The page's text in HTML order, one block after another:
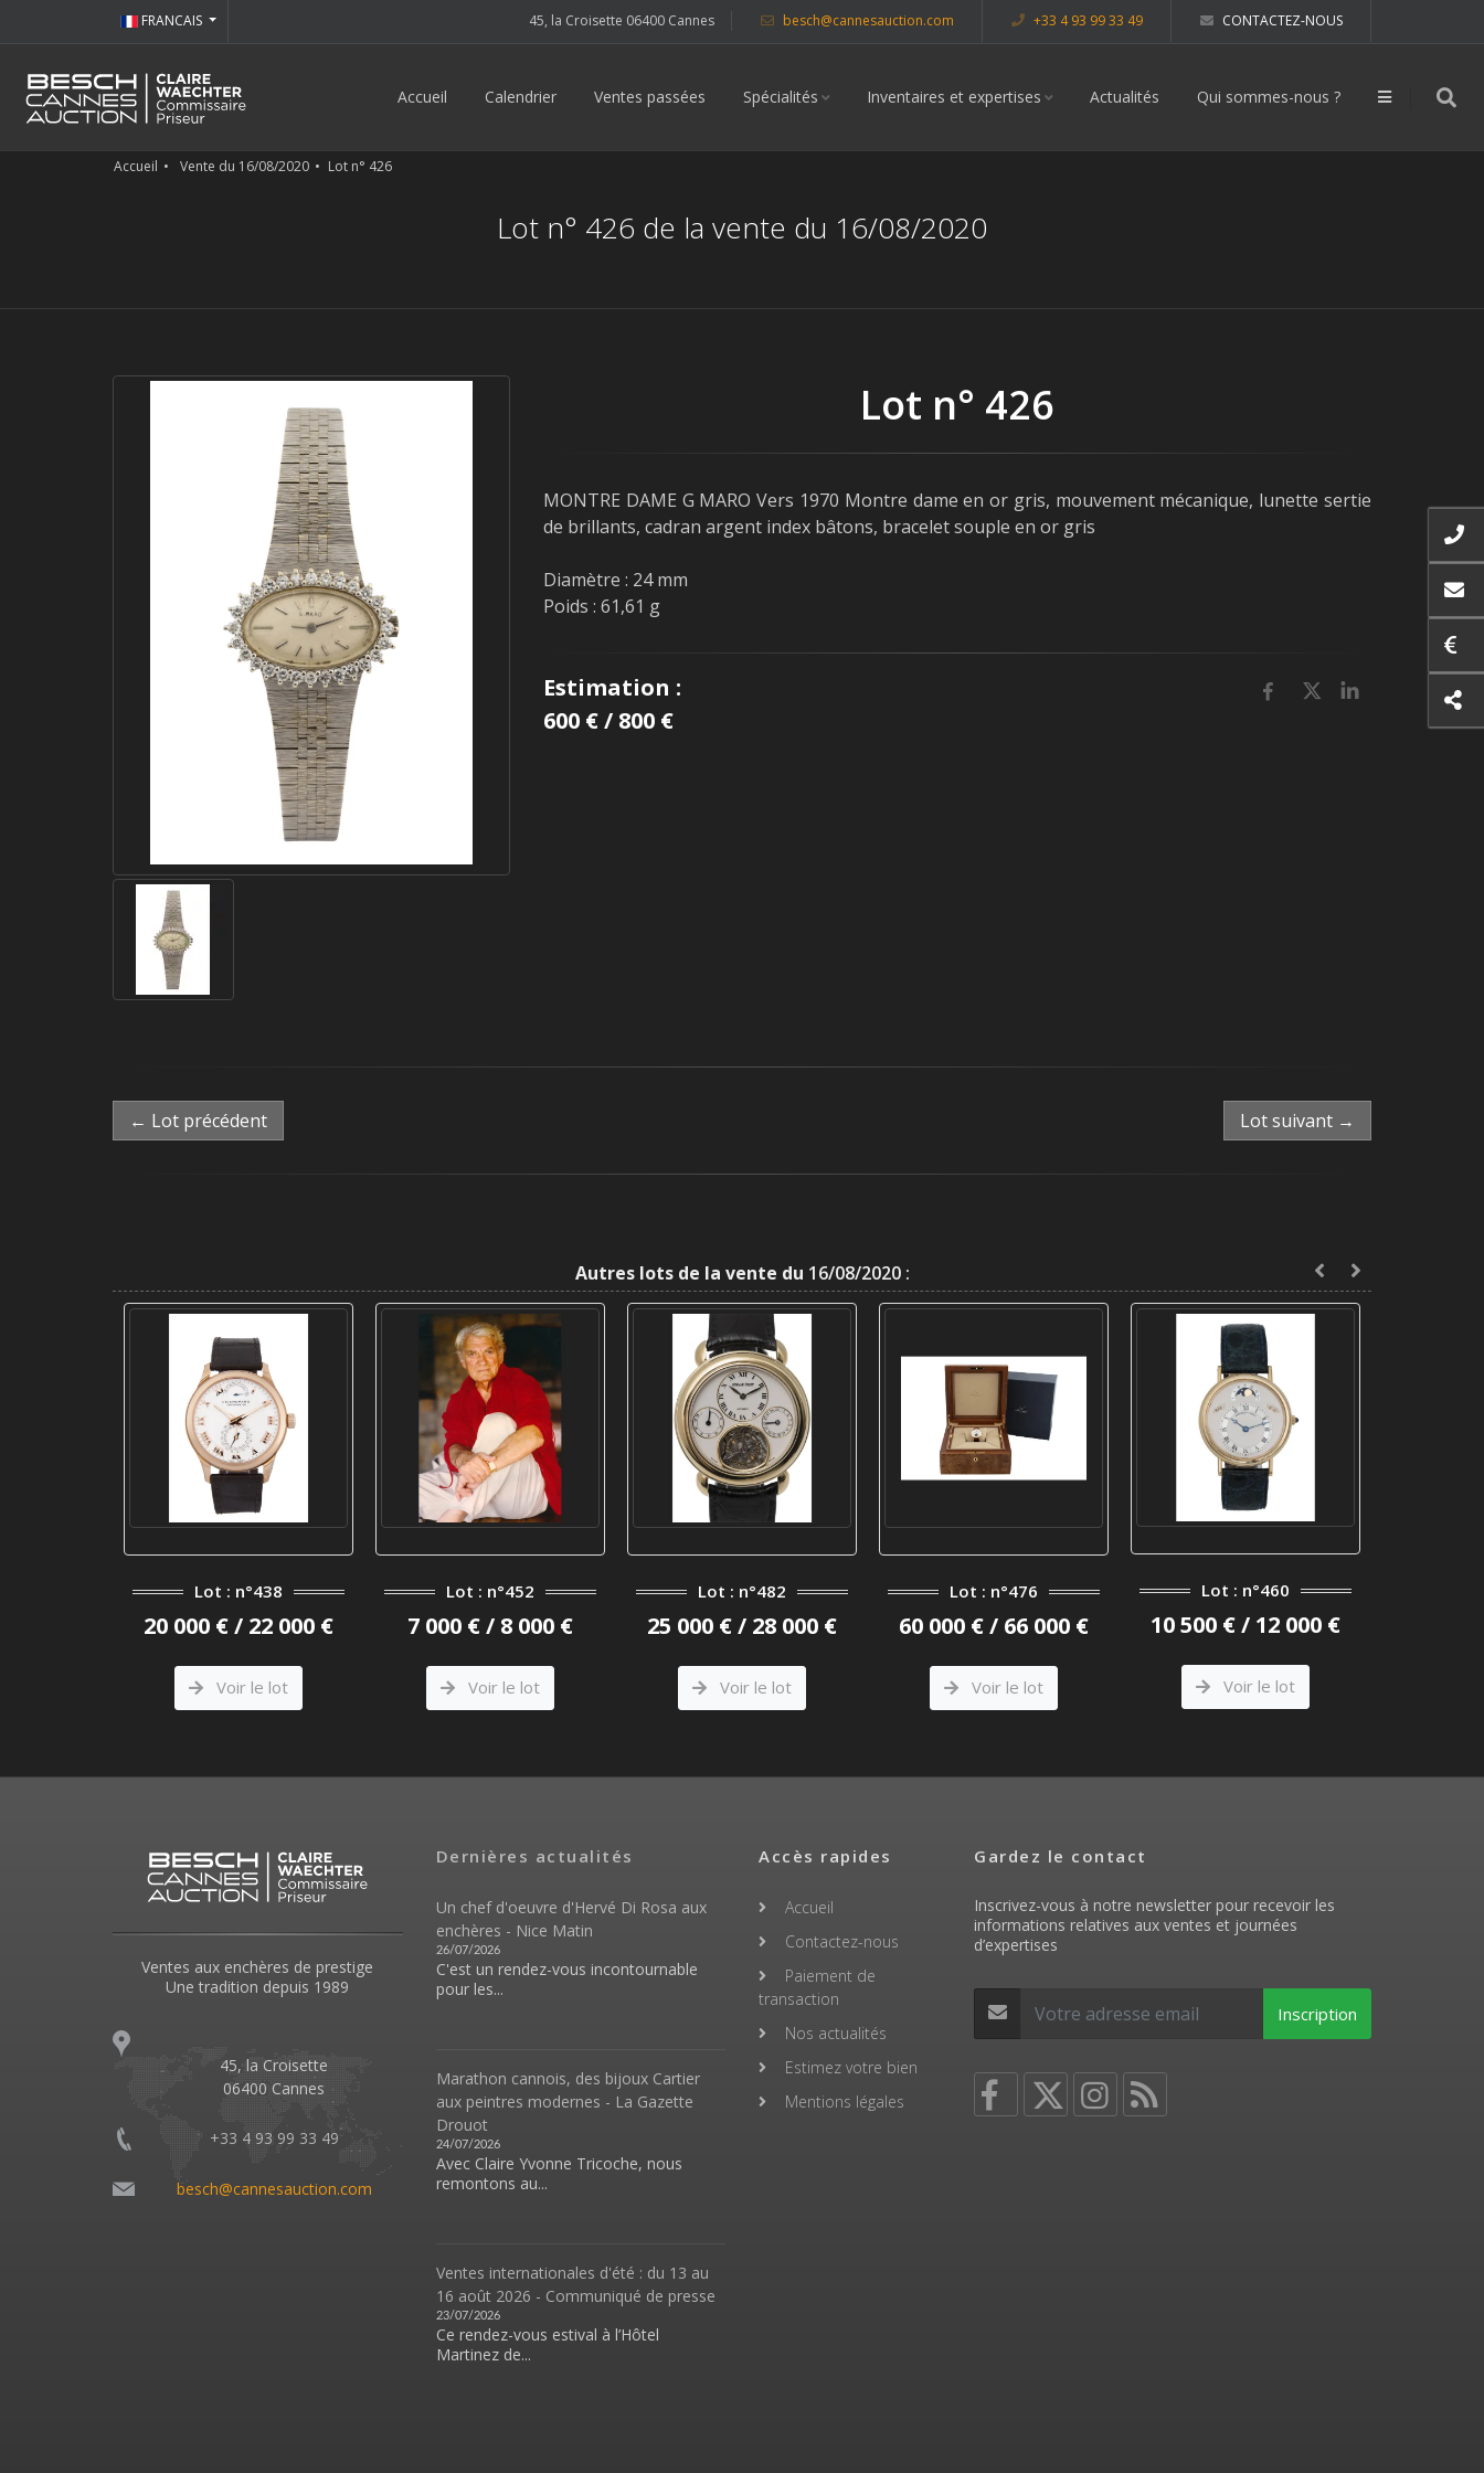
45, la Croisette 06400 Cannes besch@cannesauction.com +33 4 93 99 33 49 CONTACTEZ-NOUS
FRANCAIS
Accueil Calendrier Ventes passées Spécialités Inventaires et expertises Actualités Qui sommes-nous ?
Accueil Vente du 16/08/2020 Lot n° 426
Lot n° 426 de la vente du 16/08/2020
Lot n° 426
MONTRE DAME G MARO Vers 1970 Montre dame en or gris, mouvement mécanique, lunette sertie
de brillants, cadran argent index bâtons, bracelet souple en or gris
Diamètre : 24 mm
Poids : 61,61 g
Estimation :
600 € / 800 €
← Lot précédent Lot suivant →
Autres lots de la vente du 16/08/2020 :
Lot : n°438
20 000 € / 22 000 €
Voir le lot
Lot : n°452
7 000 € / 8 000 €
Voir le lot
Lot : n°482
25 000 € / 28 000 €
Voir le lot
Lot : n°476
60 000 € / 66 000 €
Voir le lot
Lot : n°460
10 500 € / 12 000 €
Voir le lot
Ventes aux enchères de prestige
Une tradition depuis 1989
45, la Croisette
06400 Cannes
+33 4 93 99 33 49
besch@cannesauction.com
Dernières actualités
Un chef d'oeuvre d'Hervé Di Rosa aux
enchères - Nice Matin
26/07/2026
C'est un rendez-vous incontournable
pour les...
Marathon cannois, des bijoux Cartier
aux peintres modernes - La Gazette
Drouot
24/07/2026
Avec Claire Yvonne Tricoche, nous
remontons au...
Ventes internationales d'été : du 13 au
16 août 2026 - Communiqué de presse
23/07/2026
Ce rendez-vous estival à l’Hôtel
Martinez de...
Accès rapides
Accueil
Contactez-nous
Paiement de
transaction
Nos actualités
Estimez votre bien
Mentions légales
Gardez le contact
Inscrivez-vous à notre newsletter pour recevoir les
informations relatives aux ventes et journées
d’expertises
Inscription